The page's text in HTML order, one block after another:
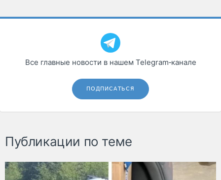
Все главные новости в нашем Telegram‑канале
ПОДПИСАТЬСЯ
Публикации по теме